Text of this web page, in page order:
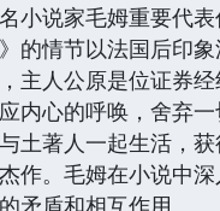
说家毛姆重要代表
的情节以法国后印
主人公原是位证券
内心的呼唤，舍弃
土著人一起生活，
作。毛姆在小说中
矛盾和相互作用。